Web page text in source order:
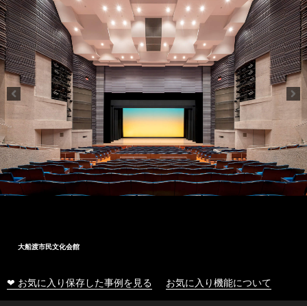
大船渡市民文化会館
❤ お気に入り保存した事例を見る お気に入り機能について